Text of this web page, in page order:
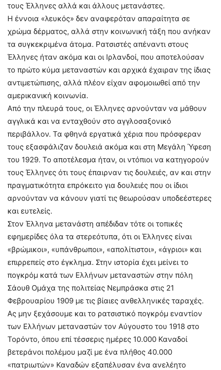
τους Έλληνες αλλά και άλλους μετανάστες.
Η έννοια «λευκός» δεν αναφερόταν απαραίτητα σε
χρώμα δέρματος, αλλά στην κοινωνική τάξη που ανήκαν
τα συγκεκριμένα άτομα. Ρατσιστές απέναντι στους
Έλληνες ήταν ακόμα και οι Ιρλανδοί, που αποτελούσαν
το πρώτο κύμα μεταναστών και αρχικά έχαιραν της ίδιας
αντιμετώπισης, αλλά πλέον είχαν αφομοιωθεί από την
αμερικανική κοινωνία.
Από την πλευρά τους, οι Έλληνες αρνούνταν να μάθουν
αγγλικά και να ενταχθούν στο αγγλοσαξονικό
περιβάλλον. Τα φθηνά εργατικά χέρια που πρόσφεραν
τους εξασφάλιζαν δουλειά ακόμα και στη Μεγάλη Ύφεση
του 1929. Το αποτέλεσμα ήταν, οι ντόπιοι να κατηγορούν
τους Έλληνες ότι τους έπαιρναν τις δουλειές, αν και στην
πραγματικότητα επρόκειτο για δουλειές που οι ίδιοι
αρνούνταν να κάνουν γιατί τις θεωρούσαν υποδεέστερες
και ευτελείς.
Στον Έλληνα μετανάστη απέδιδαν τότε οι τοπικές
εφημερίδες όλα τα στερεότυπα, ότι οι Έλληνες είναι
«βρώμικοι», «υπάνθρωποι», «απολίτιστοι», «άγριοι» και
επιρρεπείς στο έγκλημα. Στην ιστορία έχει μείνει το
πογκρόμ κατά των Ελλήνων μεταναστών στην πόλη
Σάουθ Ομάχα της πολιτείας Νεμπράσκα στις 21
Φεβρουαρίου 1909 με τις βίαιες ανθελληνικές ταραχές.
Ας μην ξεχάσουμε και το ρατσιστικό πογκρόμ εναντίον
των Ελλήνων μεταναστών τον Αύγουστο του 1918 στο
Τορόντο, όπου επί τέσσερις ημέρες 10.000 Καναδοί
βετεράνοι πολέμου μαζί με ένα πλήθος 40.000
«πατριωτών» Καναδών εξαπέλυσαν ένα ανελέητο